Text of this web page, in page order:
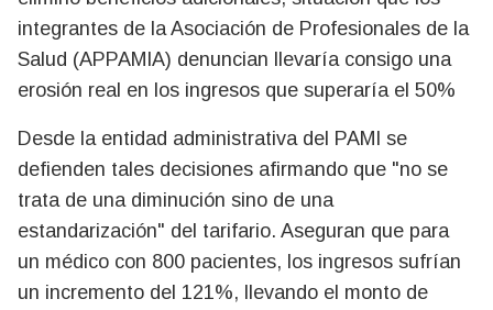
integrantes de la Asociación de Profesionales de la
Salud (APPAMIA) denuncian llevaría consigo una
erosión real en los ingresos que superaría el 50%
Desde la entidad administrativa del PAMI se
defienden tales decisiones afirmando que "no se
trata de una diminución sino de una
estandarización" del tarifario. Aseguran que para
un médico con 800 pacientes, los ingresos sufrían
un incremento del 121%, llevando el monto de